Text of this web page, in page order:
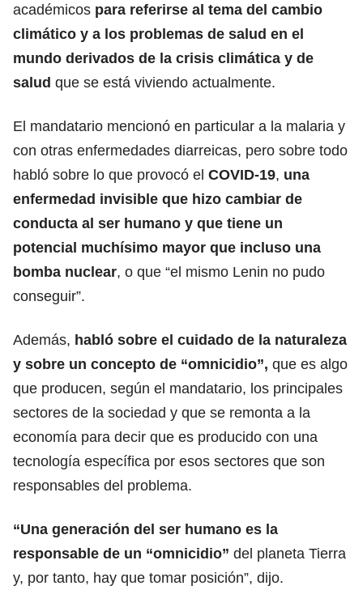
académicos para referirse al tema del cambio
climático y a los problemas de salud en el
mundo derivados de la crisis climática y de
salud que se está viviendo actualmente.
El mandatario mencionó en particular a la malaria y
con otras enfermedades diarreicas, pero sobre todo
habló sobre lo que provocó el COVID-19, una
enfermedad invisible que hizo cambiar de
conducta al ser humano y que tiene un
potencial muchísimo mayor que incluso una
bomba nuclear, o que “el mismo Lenin no pudo
conseguir”.
Además, habló sobre el cuidado de la naturaleza
y sobre un concepto de “omnicidio”, que es algo
que producen, según el mandatario, los principales
sectores de la sociedad y que se remonta a la
economía para decir que es producido con una
tecnología específica por esos sectores que son
responsables del problema.
“Una generación del ser humano es la
responsable de un “omnicidio” del planeta Tierra
y, por tanto, hay que tomar posición”, dijo.